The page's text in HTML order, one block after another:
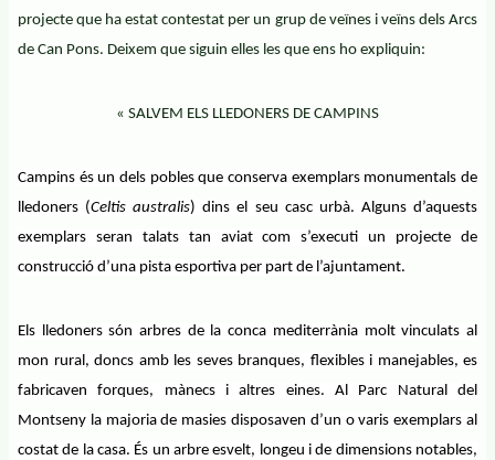
projecte que ha estat contestat per un grup de veïnes i veïns dels Arcs
de Can Pons. Deixem que siguin elles les que ens ho expliquin:
« SALVEM ELS LLEDONERS DE CAMPINS
Campins és un dels pobles que conserva exemplars monumentals de
lledoners (Celtis australis) dins el seu casc urbà. Alguns d’aquests
exemplars seran talats tan aviat com s’executi un projecte de
construcció d’una pista esportiva per part de l’ajuntament.
Els lledoners són arbres de la conca mediterrània molt vinculats al
mon rural, doncs amb les seves branques, flexibles i manejables, es
fabricaven forques, mànecs i altres eines. Al Parc Natural del
Montseny la majoria de masies disposaven d’un o varis exemplars al
costat de la casa. És un arbre esvelt, longeu i de dimensions notables,